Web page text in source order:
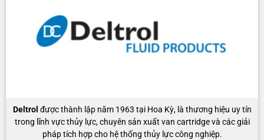
Deltrol được thành lập năm 1963 tại Hoa Kỳ, là thương hiệu uy tín
trong lĩnh vực thủy lực, chuyên sản xuất van cartridge và các giải
pháp tích hợp cho hệ thống thủy lực công nghiệp.